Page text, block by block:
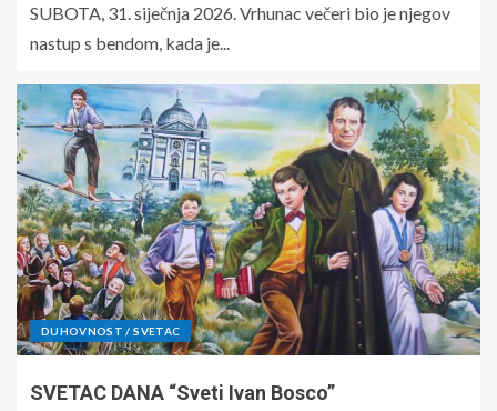
SUBOTA, 31. siječnja 2026. Vrhunac večeri bio je njegov
nastup s bendom, kada je...
DUHOVNOST / SVETAC
SVETAC DANA “Sveti Ivan Bosco”